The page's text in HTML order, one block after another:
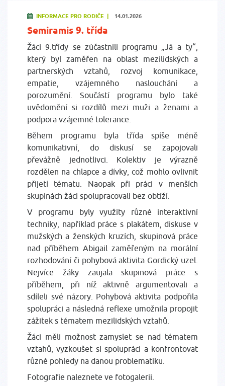
INFORMACE PRO RODIČE | 14.01.2026
Semiramis 9. třída
Žáci 9.třídy se zúčastnili programu „Já a ty“,
který byl zaměřen na oblast mezilidských a
partnerských vztahů, rozvoj komunikace,
empatie, vzájemného naslouchání a
porozumění. Součástí programu bylo také
uvědomění si rozdílů mezi muži a ženami a
podpora vzájemné tolerance.
Během programu byla třída spíše méně
komunikativní, do diskusí se zapojovali
převážně jednotlivci. Kolektiv je výrazně
rozdělen na chlapce a dívky, což mohlo ovlivnit
přijetí tématu. Naopak při práci v menších
skupinách žáci spolupracovali bez obtíží.
V programu byly využity různé interaktivní
techniky, například práce s plakátem, diskuse v
mužských a ženských kruzích, skupinová práce
nad příběhem Abigail zaměřeným na morální
rozhodování či pohybová aktivita Gordický uzel.
Nejvíce žáky zaujala skupinová práce s
příběhem, při níž aktivně argumentovali a
sdíleli své názory. Pohybová aktivita podpořila
spolupráci a následná reflexe umožnila propojit
zážitek s tématem mezilidských vztahů.
Žáci měli možnost zamyslet se nad tématem
vztahů, vyzkoušet si spolupráci a konfrontovat
různé pohledy na danou problematiku.
Fotografie naleznete ve fotogalerii.